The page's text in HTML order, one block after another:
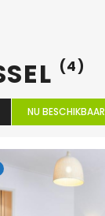
(4)
NU BESCHIKBAAR